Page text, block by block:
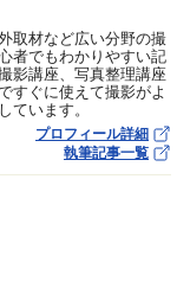
取材など広い分野の撮
者でもわかりやすい記
影講座、写真整理講座
すぐに使えて撮影がよ
ています。
プロフィール詳細
執筆記事一覧